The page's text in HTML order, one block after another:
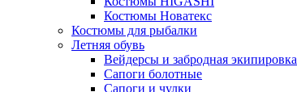
Костюмы Новатекс
Костюмы для рыбалки
Летняя обувь
Вейдерсы и забродная экипировка
Сапоги болотные
Сапоги и чулки